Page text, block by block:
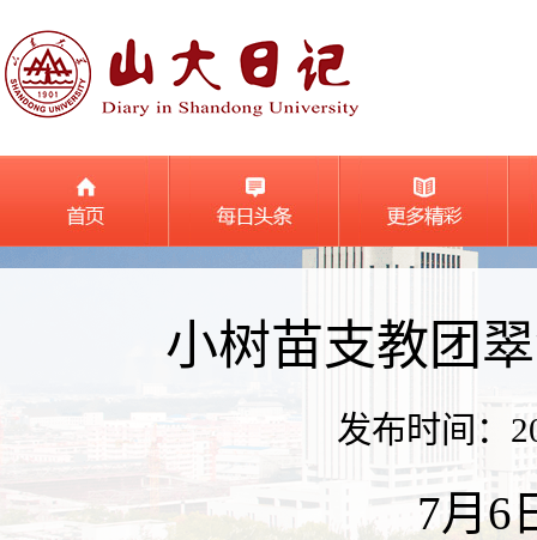
小树苗支教团
发布时间：
7月6